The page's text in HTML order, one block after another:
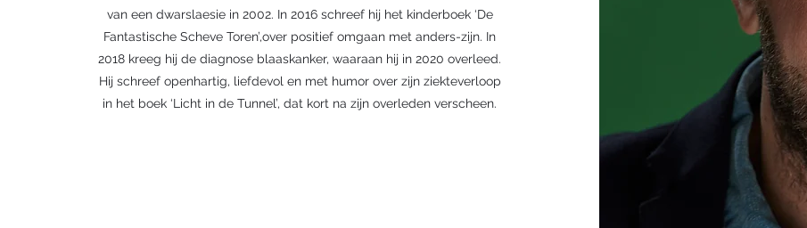
van een dwarslaesie in 2002. In 2016 schreef hij het kinderboek ‘De
Fantastische Scheve Toren’,over positief omgaan met anders-zijn. In
2018 kreeg hij de diagnose blaaskanker, waaraan hij in 2020 overleed.
Hij schreef openhartig, liefdevol en met humor over zijn ziekteverloop
in het boek ‘Licht in de Tunnel’, dat kort na zijn overleden verscheen.